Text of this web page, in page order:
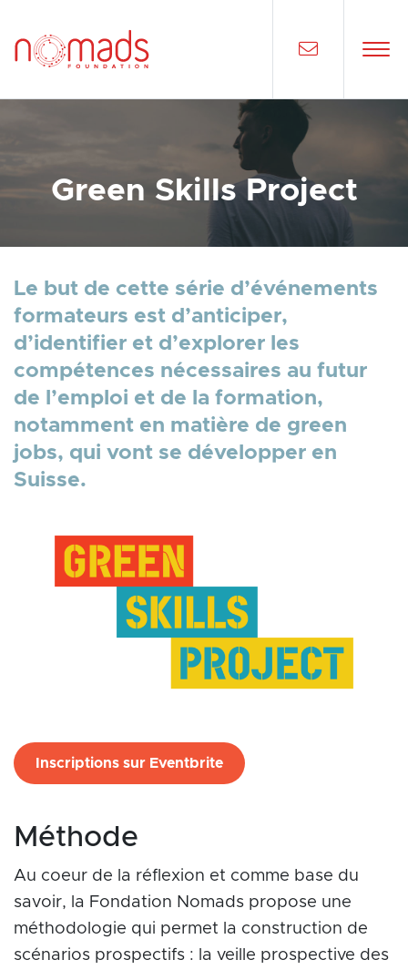
Green Skills Project
Le but de cette série d’événements
formateurs est d’anticiper,
d’identifier et d’explorer les
compétences nécessaires au futur
de l’emploi et de la formation,
notamment en matière de green
jobs, qui vont se développer en
Suisse.
Inscriptions sur Eventbrite
Méthode
Au coeur de la réflexion et comme base du
savoir, la Fondation Nomads propose une
méthodologie qui permet la construction de
scénarios prospectifs : la veille prospective des